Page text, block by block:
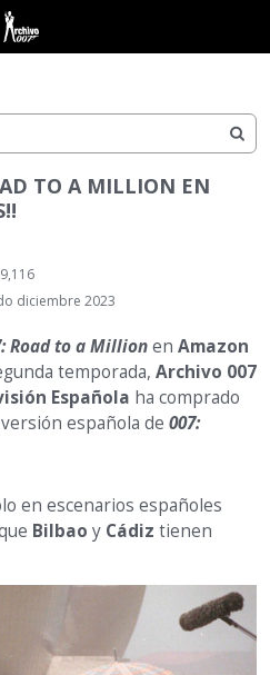
TO A MILLION EN
diciembre 2023
Road to a Millionen Amazon
temporada, Archivo 007
Española ha comprado
española de 007:
en escenarios españoles
Bilbao y Cádiz tienen